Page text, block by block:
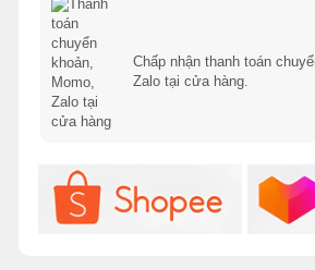
Chấp nhận thanh toán
Zalo tại cửa hàng.